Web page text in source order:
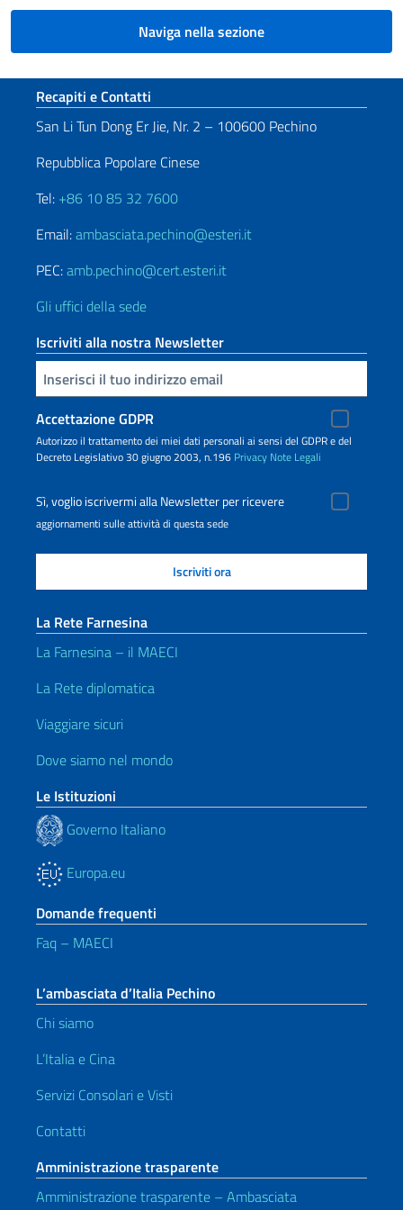
Naviga nella sezione
Sezione footer
Recapiti e Contatti
San Li Tun Dong Er Jie, Nr. 2 – 100600 Pechino
Repubblica Popolare Cinese
Tel: +86 10 85 32 7600
Email:ambasciata.pechino@esteri.it
PEC:amb.pechino@cert.esteri.it
Gli uffici della sede
Iscriviti alla nostra Newsletter
Inserisci la tua email
Accettazione GDPR
Autorizzo il trattamento dei miei dati personali ai sensi del GDPR e del
Decreto Legislativo 30 giugno 2003, n.196 Privacy Note Legali
Sì, voglio iscrivermi alla Newsletter per ricevere
aggiornamenti sulle attività di questa sede
La Rete Farnesina
La Farnesina – il MAECI
La Rete diplomatica
Viaggiare sicuri
Dove siamo nel mondo
Le Istituzioni
Governo Italiano
Europa.eu
Domande frequenti
Faq – MAECI
L’ambasciata d’Italia Pechino
Chi siamo
L’Italia e Cina
Servizi Consolari e Visti
Contatti
Amministrazione trasparente
Amministrazione trasparente – Ambasciata